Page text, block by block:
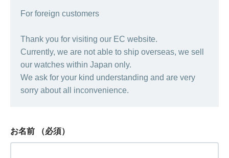
For foreign customers
Thank you for visiting our EC website.
Currently, we are not able to ship overseas, we sell
our watches within Japan only.
We ask for your kind understanding and are very
sorry about all inconvenience.
お名前 （必須）